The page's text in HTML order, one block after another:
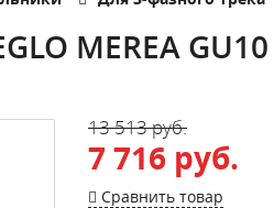
MEREA
13 513 руб.
7 716 руб.
Сравнить товар